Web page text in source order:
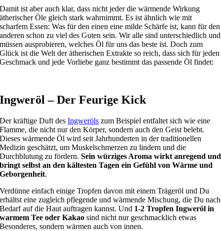
Damit ist aber auch klar, dass nicht jeder die wärmende Wirkung
ätherischer Öle gleich stark wahrnimmt. Es ist ähnlich wie mit
scharfem Essen: Was für den einen eine milde Schärfe ist, kann für den
anderen schon zu viel des Guten sein. Wir alle sind unterschiedlich und
müssen ausprobieren, welches Öl für uns das beste ist. Doch zum
Glück ist die Welt der ätherischen Extrakte so reich, dass sich für jeden
Geschmack und jede Vorliebe ganz bestimmt das passende Öl findet:
Ingweröl – Der Feurige Kick
Der kräftige Duft desIngweröls zum Beispiel entfaltet sich wie eine
Flamme, die nicht nur den Körper, sondern auch den Geist belebt.
Dieses wärmende Öl wird seit Jahrhunderten in der traditionellen
Medizin geschätzt, um Muskelschmerzen zu lindern und die
Durchblutung zu fördern.Sein würziges Aroma wirkt anregend und
bringt selbst an den kältesten Tagen ein Gefühl von Wärme und
Geborgenheit.
Verdünne einfach einige Tropfen davon mit einem Trägeröl und Du
erhältst eine zugleich pflegende und wärmende Mischung, die Du nach
Bedarf auf die Haut auftragen kannst. Und 1-2 Tropfen Ingweröl in
warmem Tee oder Kakao sind nicht nur geschmacklich etwas
Besonderes, sondern wärmen auch von innen.